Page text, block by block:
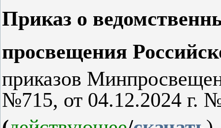
Приказ о
просвещения
приказов
№715, от 04.12.2024 г.